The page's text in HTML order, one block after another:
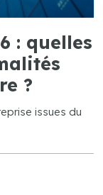
: quelles
?
issues du